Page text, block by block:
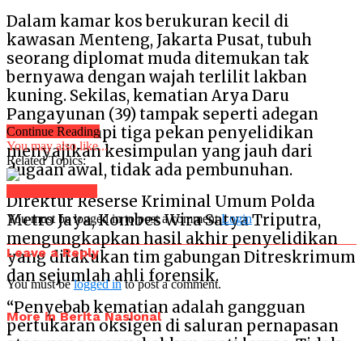
Dalam kamar kos berukuran kecil di
kawasan Menteng, Jakarta Pusat, tubuh
seorang diplomat muda ditemukan tak
bernyawa dengan wajah terlilit lakban
kuning. Sekilas, kematian Arya Daru
Pangayunan (39) tampak seperti adegan
kriminal. Tapi tiga pekan penyelidikan
menyajikan kesimpulan yang jauh dari
dugaan awal, tidak ada pembunuhan.
Direktur Reserse Kriminal Umum Polda
Metro Jaya, Kombes Wira Satya Triputra,
mengungkapkan hasil akhir penyelidikan
yang dilakukan tim gabungan Ditreskrimum
dan sejumlah ahli forensik.
“Penyebab kematian adalah gangguan
pertukaran oksigen di saluran pernapasan
Continue Reading
You may also like...
Related Topics:
You must be logged in to post a commentLogin
Leave a Reply
You must belogged into post a comment.
More in Berita Nasional